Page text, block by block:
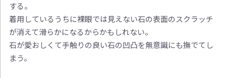
する。
着用しているうちに裸眼では見えない石の表面のスクラッチ
が消えて滑らかになるからかもしれない。
石が愛おしくて手触りの良い石の凹凸を無意識にも撫でてし
まう。